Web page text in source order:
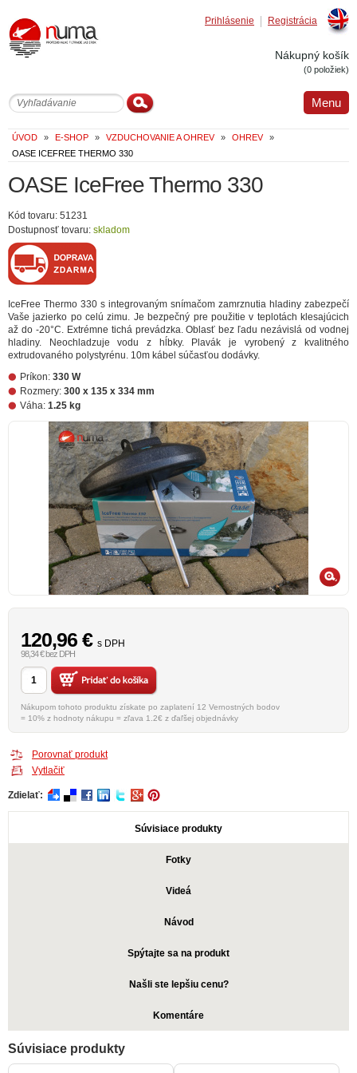
Registrácia
Prihlásenie
Nákupný košík
(0 položiek)
Menu
ÚVOD » E-SHOP » VZDUCHOVANIE A OHREV » OHREV
»
OASE ICEFREE THERMO 330
OASE IceFree Thermo 330
Kód tovaru: 51231
Dostupnosť tovaru: skladom
IceFree Thermo 330 s integrovaným snímačom zamrznutia hladiny zabezpečí
Vaše jazierko po celú zimu. Je bezpečný pre použitie v teplotách klesajúcich
až do -20°C. Extrémne tichá prevádzka. Oblasť bez ľadu nezávislá od vodnej
hladiny. Neochladzuje vodu z hĺbky. Plavák je vyrobený z kvalitného
extrudovaného polystyrénu. 10m kábel súčasťou dodávky.
Príkon: 330 W
Rozmery: 300 x 135 x 334 mm
Váha: 1.25 kg
120,96 € s DPH
98,34 € bez DPH
Nákupom tohoto produktu získate po zaplatení 12 Vernostných bodov
= 10% z hodnoty nákupu = zľava 1.2€ z ďaľšej objednávky
Porovnať produkt
Vytlačiť
Zdielať:
Súvisiace produkty
Fotky
Videá
Návod
Spýtajte sa na produkt
Našli ste lepšiu cenu?
Komentáre
Súvisiace produkty